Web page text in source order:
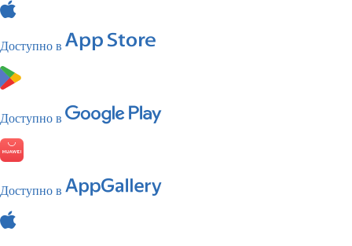
Доступно в
Доступно в
Доступно в